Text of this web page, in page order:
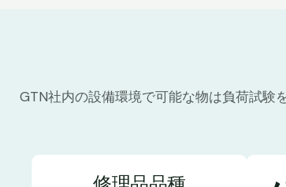
GTN社内の設備環境で可能な物は負荷試験